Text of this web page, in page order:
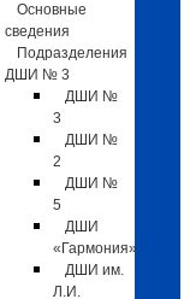
Основные
сведения
Подразделения
ДШИ № 3
ДШИ №
3
ДШИ №
2
ДШИ №
5
ДШИ
«Гармония»
ДШИ им.
Л.И.